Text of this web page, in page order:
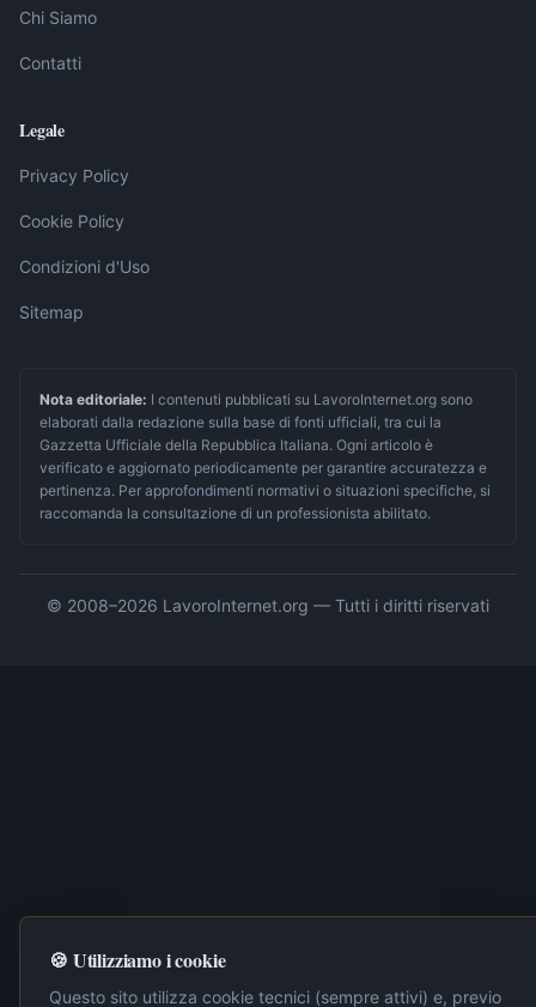
Chi Siamo
Contatti
Legale
Privacy Policy
Cookie Policy
Condizioni d'Uso
Sitemap
Nota editoriale: I contenuti pubblicati su LavoroInternet.org sono
elaborati dalla redazione sulla base di fonti ufficiali, tra cui la
Gazzetta Ufficiale della Repubblica Italiana. Ogni articolo è
verificato e aggiornato periodicamente per garantire accuratezza e
pertinenza. Per approfondimenti normativi o situazioni specifiche, si
raccomanda la consultazione di un professionista abilitato.
© 2008–2026 LavoroInternet.org — Tutti i diritti riservati
🍪 Utilizziamo i cookie
Questo sito utilizza cookie tecnici (sempre attivi) e, previo